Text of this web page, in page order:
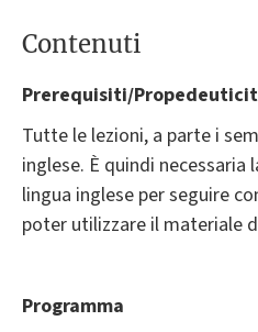
Contenuti
Prerequisiti/
Tutte le lezioni, a parte i
inglese. È quindi necessaria
lingua inglese per seguire
poter utilizzare il materiale
Programma